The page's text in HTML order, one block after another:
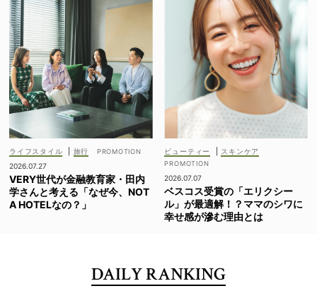
ライフスタイル
旅行
2026.07.27
VERY世代が金融教育家・田内
学さんと考える「なぜ今、NOT
A HOTELなの？」
ビューティー スキンケア
2026.07.07
ベスコス受賞の「エリクシー
ル」が最適解！？ママのシワに
幸せ感が滲む理由とは
DAILY RANKING